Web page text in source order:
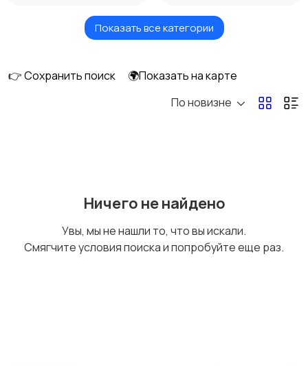
Акустика, колонки,
Домашние
Музыкальные центры
портативное аудио
Показать все категории
👉 Сохранить поиск
🌍Показать на карте
По новизне
Ничего не найдено
Увы, мы не нашли то, что вы искали.
Смягчите условия поиска и попробуйте еще раз.